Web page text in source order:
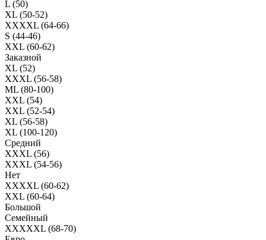
L (50)
XL (50-52)
XXXXL (64-66)
S (44-46)
XXL (60-62)
Заказной
XL (52)
XXXL (56-58)
ML (80-100)
XXL (54)
XXL (52-54)
XL (56-58)
XL (100-120)
Средний
XXXL (56)
XXXL (54-56)
Нет
XXXXL (60-62)
XXL (60-64)
Большой
Семейный
XXXXXL (68-70)